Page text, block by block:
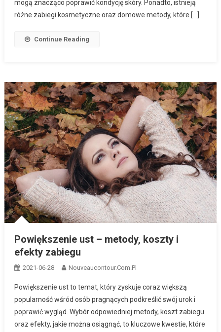
mogą znacząco poprawić kondycję skóry. Ponadto, istnieją
różne zabiegi kosmetyczne oraz domowe metody, które […]
Continue Reading
Powiększenie ust – metody, koszty i
efekty zabiegu
2021-06-28 Nouveaucontour.com.pl
Powiększenie ust to temat, który zyskuje coraz większą
popularność wśród osób pragnących podkreślić swój urok i
poprawić wygląd. Wybór odpowiedniej metody, koszt zabiegu
oraz efekty, jakie można osiągnąć, to kluczowe kwestie, które